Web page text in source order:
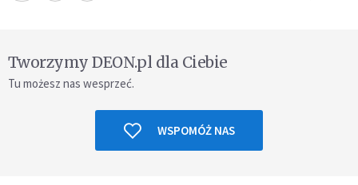
Tworzymy DEON.pl dla Ciebie
Tu możesz nas wesprzeć.
WSPOMÓŻ NAS